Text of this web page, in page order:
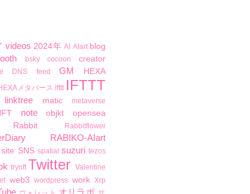
videos 2024年 AI AIart blog
bsky cocoon creator
DNS feed GM
HEXA
メタバース ifttt IFTTT
linktree matic metaverse
note objkt
opensea
Rabbit Rabbitflower
RABIKO-AIart
site SNS spatial suzuri tezos
trynft Twitter Valentine
web3 wordpress work Xrp